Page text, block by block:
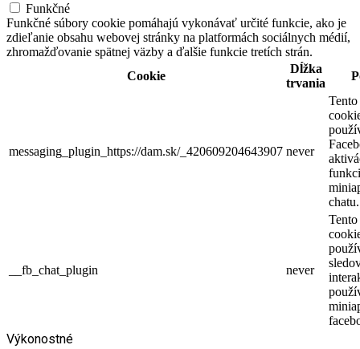
Funkčné
Funkčné súbory cookie pomáhajú vykonávať určité funkcie, ako je
zdieľanie obsahu webovej stránky na platformách sociálnych médií,
zhromažďovanie spätnej väzby a ďalšie funkcie tretích strán.
Cookie
Dĺžka
trvania
messaging_plugin_https://dam.sk/_420609204643907 never
chatu.
__fb_chat_plugin never
Výkonostné